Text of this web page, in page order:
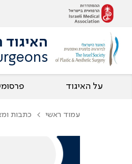
על האיגוד
עמוד ראשי כתבות